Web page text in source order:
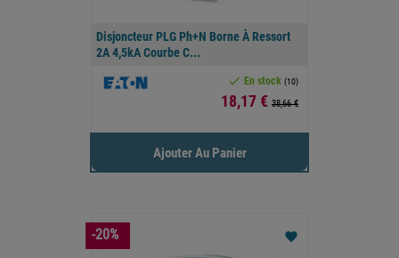
Disjoncteur PLG Ph+N Borne À Ressort
2A 4,5kA Courbe C...
 En stock (10)
Prix
18,17 € 38,66 €
Ajouter Au Panier
favorite
-20%